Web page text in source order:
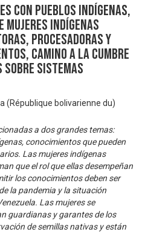
con pueblos indígenas,
indígenas
procesadoras y
camino a la Cumbre
sobre Sistemas
(République bolivarienne du)
a dos grandes temas:
conocimientos que pueden
Las mujeres indígenas
que el rol que ellas desempeñan
los conocimientos deben ser
la pandemia y la situación
Las mujeres se
guardianas y garantes de los
de semillas nativas y están